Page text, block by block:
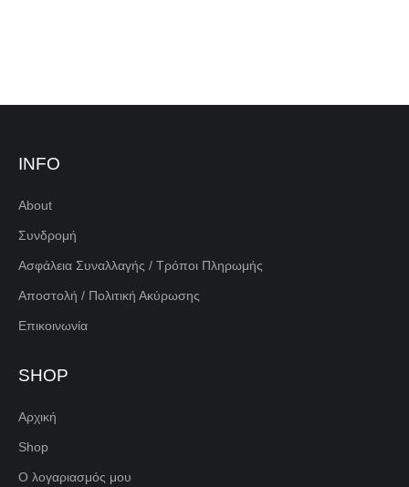
INFO
About
Συνδρομή
Ασφάλεια Συναλλαγής / Τρόποι Πληρωμής
Αποστολή / Πολιτική Ακύρωσης
Επικοινωνία
SHOP
Αρχική
Shop
Ο λογαριασμός μου